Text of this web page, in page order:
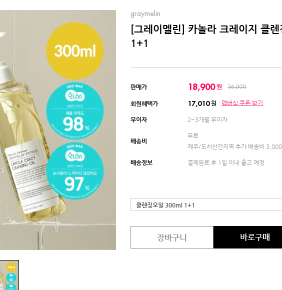
graymelin
[그레이멜린] 카놀라 크레이지 클
1+1
판매가 18,900 원 36,000
회원혜택가 17,010 원 멤버십 쿠폰 받기
무이자 2~3개월 무이자
배송비
무료
제주/도서산간지역 추가 배송비
배송정보 결제완료 후 1일 이내 출고 예정